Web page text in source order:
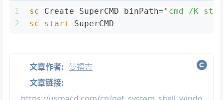
1
2
sc Create SuperCMD binPath="cmd /K
sc
start SuperCMD
文章作者: 曼福吉
文章链接: